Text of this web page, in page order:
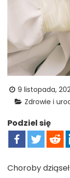
9 listopada,
Zdrowie i
Podziel się
Choroby